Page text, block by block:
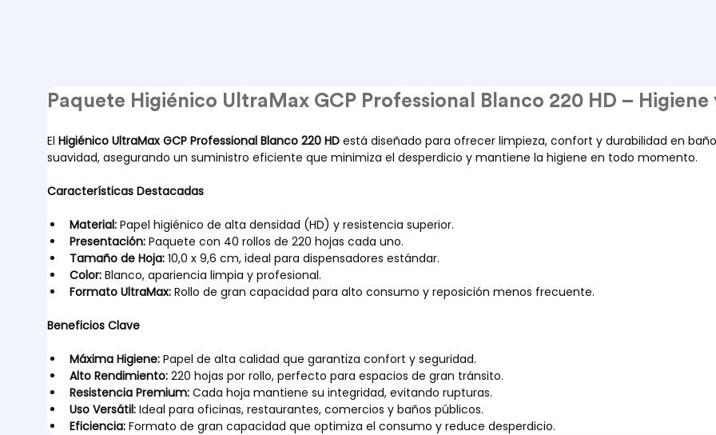
Paquete Higiénico UltraMax GCP Professional Blanco 220 HD –
El Higiénico UltraMax GCP Professional Blanco 220 HD está diseñado para ofrecer limpieza, confort y durabilidad en
suavidad, asegurando un suministro eficiente que minimiza el desperdicio y mantiene la higiene en todo momento.
Características Destacadas
Material: Papel higiénico de alta densidad (HD) y resistencia superior.
Presentación: Paquete con 40 rollos de 220 hojas cada uno.
Tamaño de Hoja: 10,0 x 9,6 cm, ideal para dispensadores estándar.
Color: Blanco, apariencia limpia y profesional.
Formato UltraMax: Rollo de gran capacidad para alto consumo y reposición menos frecuente.
Beneficios Clave
Máxima Higiene: Papel de alta calidad que garantiza confort y seguridad.
Alto Rendimiento: 220 hojas por rollo, perfecto para espacios de gran tránsito.
Resistencia Premium: Cada hoja mantiene su integridad, evitando rupturas.
Uso Versátil: Ideal para oficinas, restaurantes, comercios y baños públicos.
Eficiencia: Formato de gran capacidad que optimiza el consumo y reduce desperdicio.